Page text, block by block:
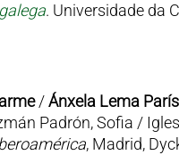
. Universidade da
/Ánxela Lema París
Padrón, Sofia /
, Madrid,